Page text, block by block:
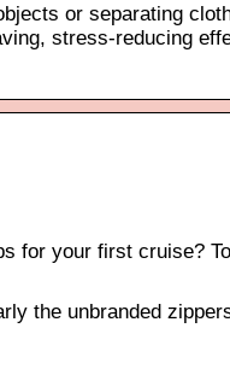
or separating
stress-reducing
for your first cruise?
the unbranded